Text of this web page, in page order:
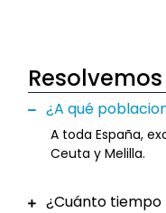
¿A qué
A toda España,
Ceuta y Melilla.
¿Cuánto